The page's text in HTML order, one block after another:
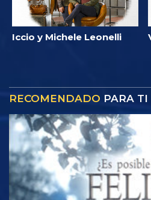
Iccio y Michele Leonelli
RECOMENDADO PARA TI